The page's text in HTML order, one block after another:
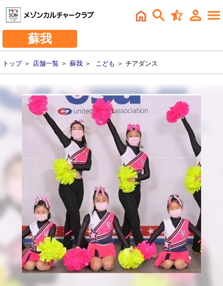
蘇我
トップ＞ 店舗一覧 ＞ 蘇我 ＞ こども ＞ チアダンス